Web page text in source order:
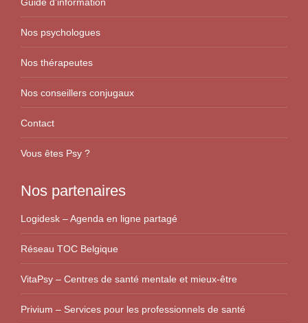
Nos psychologues
Nos thérapeutes
Nos conseillers conjugaux
Contact
Vous êtes Psy ?
Nos partenaires
Logidesk – Agenda en ligne partagé
Réseau TOC Belgique
VitaPsy – Centres de santé mentale et mieux-être
Privium – Services pour les professionnels de santé